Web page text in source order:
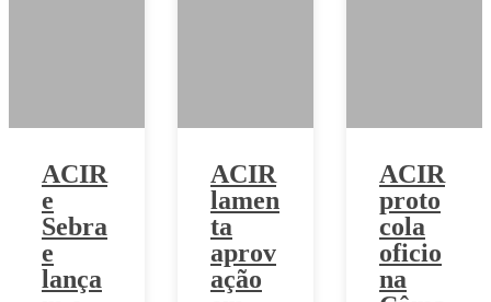
ACIR
e
Sebra
e
lança
ACIR
lamen
ta
aprov
ação
ACIR
proto
cola
oficio
na